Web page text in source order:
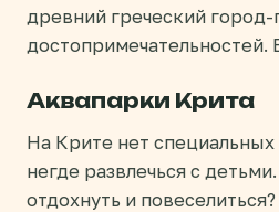
древний греческий
достопримечательностей.
Аквапарки Крита
На Крите нет специальных
негде развлечься с
отдохнуть и